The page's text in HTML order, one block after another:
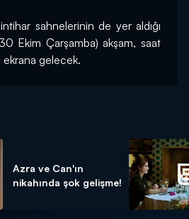
sahnelerinin de yer aldığı
Ekim Çarşamba) akşam, saat
ekrana gelecek.
Azra ve Can'ın
nikahında şok gelişme!